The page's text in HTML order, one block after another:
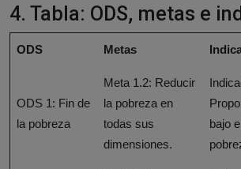
4. Tabla: ODS, metas e
ODS Metas
ODS 1: Fin de
la pobreza
Meta 1.2: Reducir
la pobreza en
todas sus
dimensiones.
bajo